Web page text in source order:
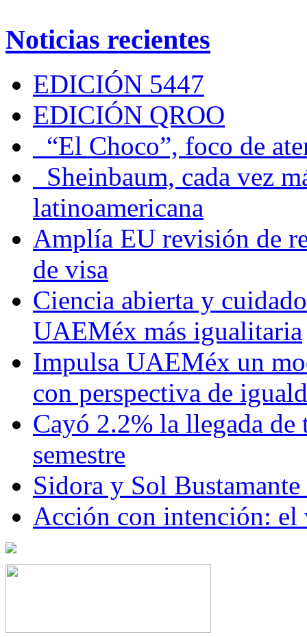
Noticias recientes
EDICIÓN 5447
EDICIÓN QROO
“El Choco”, foco de
Sheinbaum, cada vez
latinoamericana
Amplía EU revisión de
de visa
Ciencia abierta y
UAEMéx más igualitaria
Impulsa UAEMéx un
con perspectiva de
Cayó 2.2% la llegada de
semestre
Sidora y Sol
Acción con intención: el